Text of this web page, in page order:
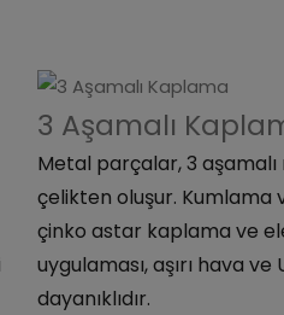
3 Aşamalı
Metal parçalar, 3
çelikten oluşur. Kumlama
çinko astar kaplama ve
uygulaması, aşırı hava ve
dayanıklıdır.